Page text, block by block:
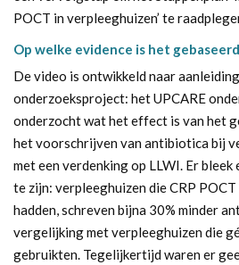
POCT in verpleeghuizen’ te
Op welke evidence is het
De video is ontwikkeld naar
onderzoeksproject: het UPCARE
onderzocht wat het effect is van het
het voorschrijven van antibiotica bij
met een verdenking op LLWI. Er
te zijn: verpleeghuizen die CRP
hadden, schreven bijna 30% minder
vergelijking met verpleeghuizen die
gebruikten. Tegelijkertijd waren er